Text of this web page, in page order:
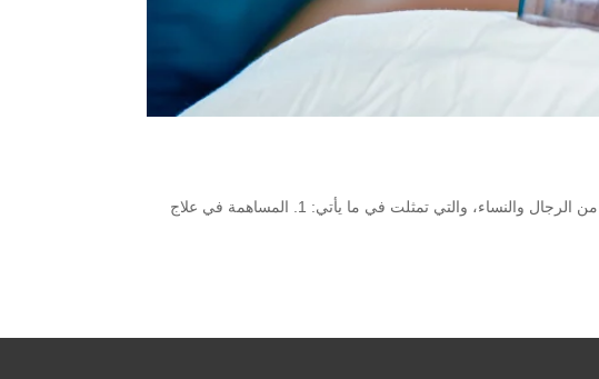
فوائد الحجامة للرجال ما هي فوائد الحجامة للرجال؟ وهل تختلف عن تلك الخاصة بالنساء؟ فوائد الحجامة هي ذاتها لكل من الرجال والنساء، والتي تمثلت في ما يأتي: 1. المساهمة في علاج